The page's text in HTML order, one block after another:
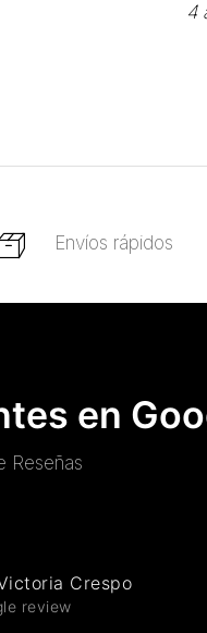
4
Envíos rápidos
en
Reseñas
Crespo
review